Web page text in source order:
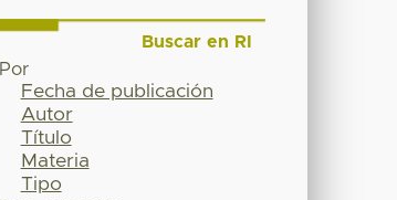
Buscar en RI
Por
Fecha de publicación
Autor
Título
Materia
Tipo